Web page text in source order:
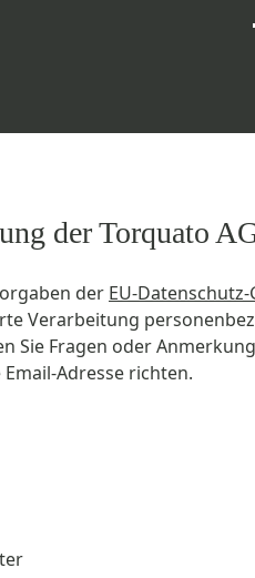
der Torquato
der EU-
Verarbeitung
Sie Fragen oder
Adresse richten.